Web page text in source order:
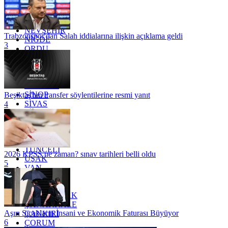
MERSİN
MUĞLA
MUŞ
NEVŞEHİR
NİĞDE
ORDU
OSMANİYE
RİZE
SAKARYA
SİNOP
SİVAS
SİİRT
TEKİRDAĞ
TOKAT
TRABZON
TUNCELİ
UŞAK
VAN
YALOVA
YOZGAT
ZONGULDAK
ÇANAKKALE
ÇANKIRI
ÇORUM
Trabzonspor'dan Salah iddialarına ilişkin açıklama geldi
3
Beşiktaş'tan transfer söylentilerine resmi yanıt
4
2026 KPSS ne zaman? sınav tarihleri belli oldu
5
Aşırı Sıcakların İnsani ve Ekonomik Faturası Büyüyor
6